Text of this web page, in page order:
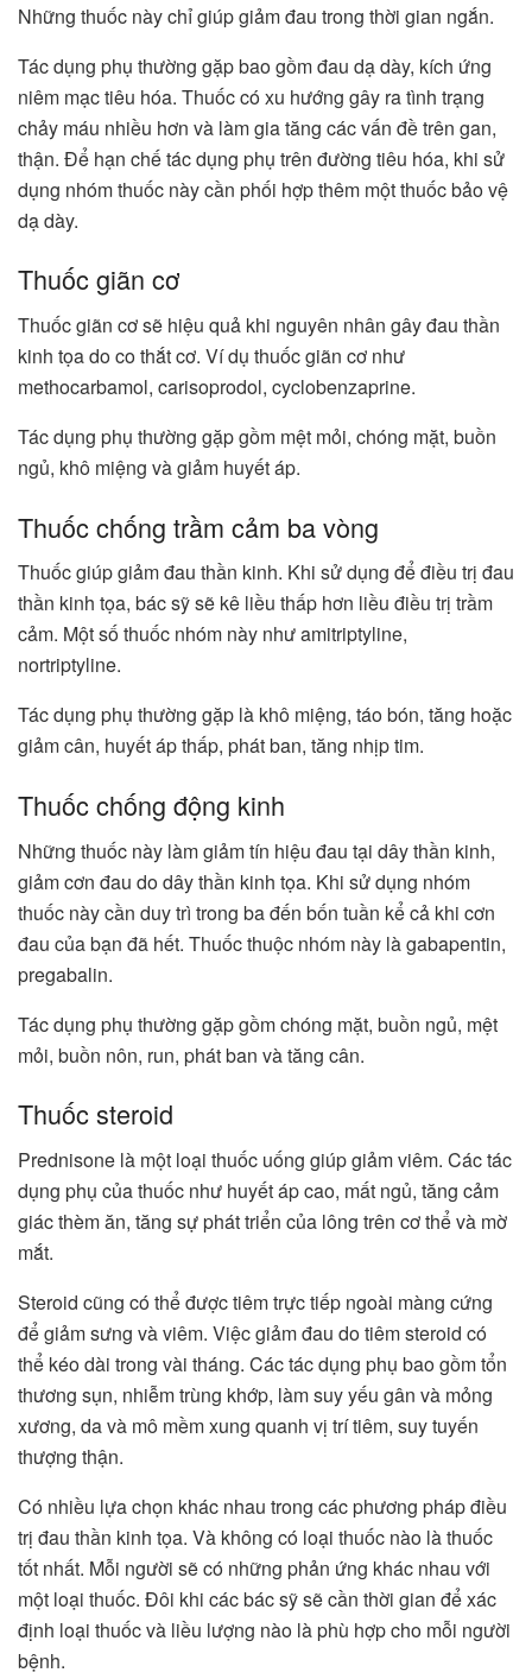
Những thuốc này chỉ giúp giảm đau trong thời gian ngắn.
Tác dụng phụ thường gặp bao gồm đau dạ dày, kích ứng
niêm mạc tiêu hóa. Thuốc có xu hướng gây ra tình trạng
chảy máu nhiều hơn và làm gia tăng các vấn đề trên gan,
thận. Để hạn chế tác dụng phụ trên đường tiêu hóa, khi sử
dụng nhóm thuốc này cần phối hợp thêm một thuốc bảo vệ
dạ dày.
Thuốc giãn cơ
Thuốc giãn cơ sẽ hiệu quả khi nguyên nhân gây đau thần
kinh tọa do co thắt cơ. Ví dụ thuốc giãn cơ như
methocarbamol, carisoprodol, cyclobenzaprine.
Tác dụng phụ thường gặp gồm mệt mỏi, chóng mặt, buồn
ngủ, khô miệng và giảm huyết áp.
Thuốc chống trầm cảm ba vòng
Thuốc giúp giảm đau thần kinh. Khi sử dụng để điều trị đau
thần kinh tọa, bác sỹ sẽ kê liều thấp hơn liều điều trị trầm
cảm. Một số thuốc nhóm này như amitriptyline,
nortriptyline.
Tác dụng phụ thường gặp là khô miệng, táo bón, tăng hoặc
giảm cân, huyết áp thấp, phát ban, tăng nhịp tim.
Thuốc chống động kinh
Những thuốc này làm giảm tín hiệu đau tại dây thần kinh,
giảm cơn đau do dây thần kinh tọa. Khi sử dụng nhóm
thuốc này cần duy trì trong ba đến bốn tuần kể cả khi cơn
đau của bạn đã hết. Thuốc thuộc nhóm này là gabapentin,
pregabalin.
Tác dụng phụ thường gặp gồm chóng mặt, buồn ngủ, mệt
mỏi, buồn nôn, run, phát ban và tăng cân.
Thuốc steroid
Prednisone là một loại thuốc uống giúp giảm viêm. Các tác
dụng phụ của thuốc như huyết áp cao, mất ngủ, tăng cảm
giác thèm ăn, tăng sự phát triển của lông trên cơ thể và mờ
mắt.
Steroid cũng có thể được tiêm trực tiếp ngoài màng cứng
để giảm sưng và viêm. Việc giảm đau do tiêm steroid có
thể kéo dài trong vài tháng. Các tác dụng phụ bao gồm tổn
thương sụn, nhiễm trùng khớp, làm suy yếu gân và mỏng
xương, da và mô mềm xung quanh vị trí tiêm, suy tuyến
thượng thận.
Có nhiều lựa chọn khác nhau trong các phương pháp điều
trị đau thần kinh tọa. Và không có loại thuốc nào là thuốc
tốt nhất. Mỗi người sẽ có những phản ứng khác nhau với
một loại thuốc. Đôi khi các bác sỹ sẽ cần thời gian để xác
định loại thuốc và liều lượng nào là phù hợp cho mỗi người
bệnh.